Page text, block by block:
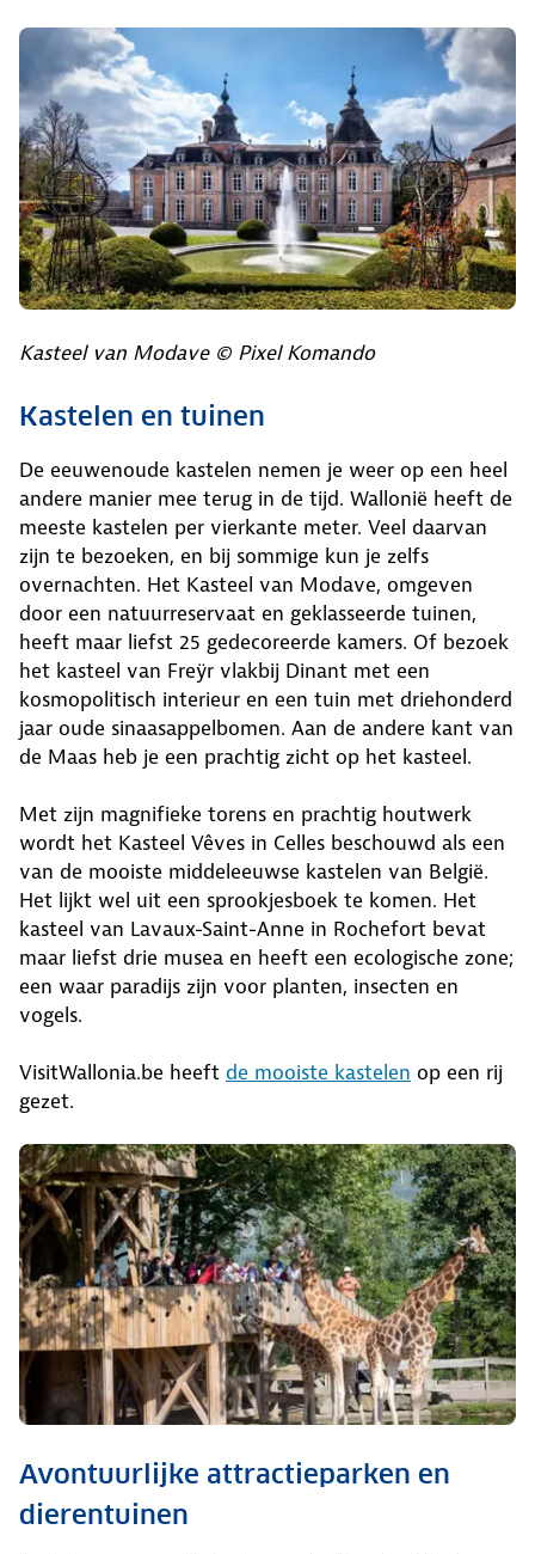
Kasteel van Modave © Pixel Komando
Kastelen en tuinen
De eeuwenoude kastelen nemen je weer op een heel
andere manier mee terug in de tijd. Wallonië heeft de
meeste kastelen per vierkante meter. Veel daarvan
zijn te bezoeken, en bij sommige kun je zelfs
overnachten. Het Kasteel van Modave, omgeven
door een natuurreservaat en geklasseerde tuinen,
heeft maar liefst 25 gedecoreerde kamers. Of bezoek
het kasteel van Freÿr vlakbij Dinant met een
kosmopolitisch interieur en een tuin met driehonderd
jaar oude sinaasappelbomen. Aan de andere kant van
de Maas heb je een prachtig zicht op het kasteel.
Met zijn magnifieke torens en prachtig houtwerk
wordt het Kasteel Vêves in Celles beschouwd als een
van de mooiste middeleeuwse kastelen van België.
Het lijkt wel uit een sprookjesboek te komen. Het
kasteel van Lavaux-Saint-Anne in Rochefort bevat
maar liefst drie musea en heeft een ecologische zone;
een waar paradijs zijn voor planten, insecten en
vogels.
VisitWallonia.be heeft de mooiste kastelen op een rij
gezet.
Avontuurlijke attractieparken en
dierentuinen